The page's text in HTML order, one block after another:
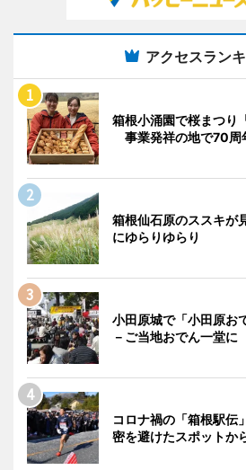
アクセスラン
箱根小涌園で桜まつり
事業発祥の地で70周
箱根仙石原のススキ
にゆらりゆらり
小田原城で「小田原お
－ご当地おでん一堂に
コロナ禍の「箱根駅
密を避けたスポットか